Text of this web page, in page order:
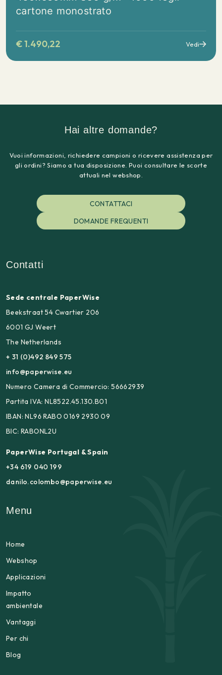
cartone monostrato
€1.490,22 Vedi
Hai altre domande?
Vuoi informazioni, richiedere campioni o ricevere assistenza per
gli ordini? Siamo a tua disposizione. Puoi consultare le scorte
attuali nel webshop.
CONTATTACI
DOMANDE FREQUENTI
Contatti
Sede centrale PaperWise
Beekstraat 54 Cwartier 206
6001 GJ Weert
The Netherlands
+ 31 (0)492 849 575
info@paperwise.eu
Numero Camera di Commercio: 56662939
Partita IVA: NL8522.45.130.B01
IBAN: NL96 RABO 0169 2930 09
BIC: RABONL2U
PaperWise Portugal & Spain
+34 619 040 199
danilo.colombo@paperwise.eu
Menu
Home
Webshop
Applicazioni
Impatto
ambientale
Vantaggi
Per chi
Blog